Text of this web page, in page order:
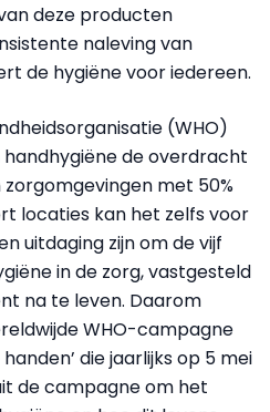
deze producten
naleving van
de hygiëne voor iedereen.
(WHO)
de overdracht
met 50%
locaties kan het zelfs voor
uitdaging zijn om de vijf
in de zorg, vastgesteld
na te leven. Daarom
WHO-campagne
die jaarlijks op 5 mei
de campagne om het